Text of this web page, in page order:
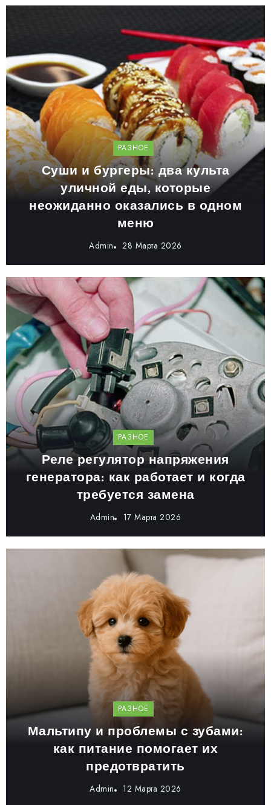
РАЗНОЕ
Суши и бургеры: два культа
уличной еды, которые
неожиданно оказались в одном
меню
Admin 28 Марта 2026
РАЗНОЕ
Реле регулятор напряжения
генератора: как работает и когда
требуется замена
Admin 17 Марта 2026
РАЗНОЕ
Мальтипу и проблемы с зубами:
как питание помогает их
предотвратить
Admin 12 Марта 2026